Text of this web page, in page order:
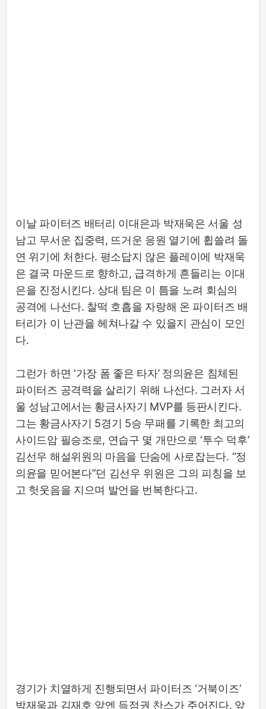
이날 파이터즈 배터리 이대은과 박재욱은 서울 성
남고 무서운 집중력, 뜨거운 응원 열기에 휩쓸려 돌
연 위기에 처한다. 평소답지 않은 플레이에 박재욱
은 결국 마운드로 향하고, 급격하게 흔들리는 이대
은을 진정시킨다. 상대 팀은 이 틈을 노려 회심의
공격에 나선다. 찰떡 호흡을 자랑해 온 파이터즈 배
터리가 이 난관을 헤쳐나갈 수 있을지 관심이 모인
다.
그런가 하면 ‘가장 폼 좋은 타자’ 정의윤은 침체된
파이터즈 공격력을 살리기 위해 나선다. 그러자 서
울 성남고에서는 황금사자기 MVP를 등판시킨다.
그는 황금사자기 5경기 5승 무패를 기록한 최고의
사이드암 필승조로, 연습구 몇 개만으로 ‘투수 덕후’
김선우 해설위원의 마음을 단숨에 사로잡는다. “정
의윤을 믿어본다”던 김선우 위원은 그의 피칭을 보
고 헛웃음을 지으며 발언을 번복한다고.
경기가 치열하게 진행되면서 파이터즈 ‘거북이즈’
박재욱과 김재호 앞엔 득점권 찬스가 주어진다. 앞